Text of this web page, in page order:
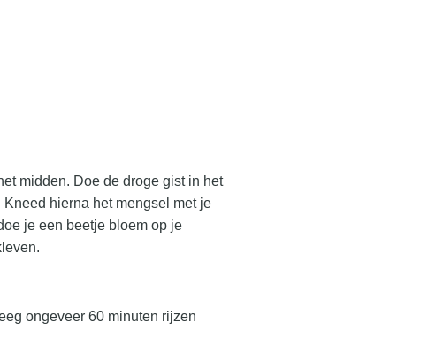
midden. Doe de droge gist in het
hierna het mengsel met je
je een beetje bloem op je
ongeveer 60 minuten rijzen